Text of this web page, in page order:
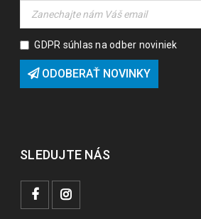
GDPR súhlas na odber noviniek
ODOBERAŤ NOVINKY
SLEDUJTE NÁS